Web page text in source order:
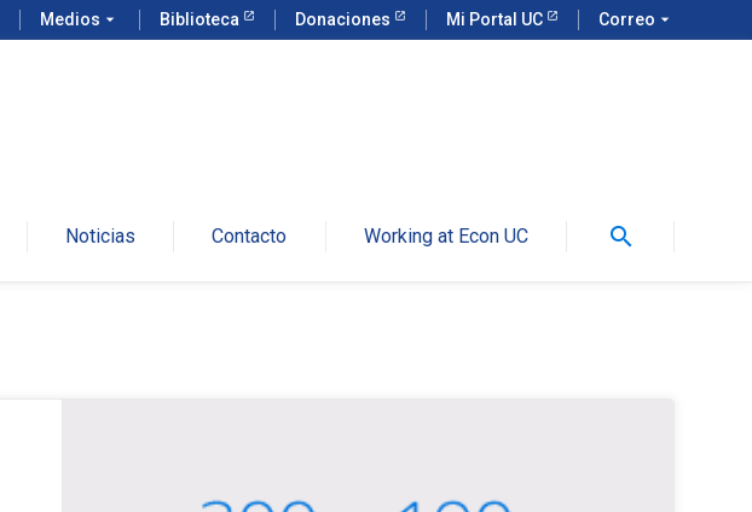
Medios arrow_drop_down Biblioteca Donaciones Mi Portal UC Correo arrow_drop_down
Noticias Contacto Working at Econ UC search